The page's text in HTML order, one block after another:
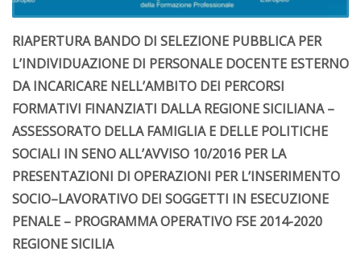
RIAPERTURA BANDO DI SELEZIONE PUBBLICA PER
L’INDIVIDUAZIONE DI PERSONALE DOCENTE ESTERNO
DA INCARICARE NELL’AMBITO DEI PERCORSI
FORMATIVI FINANZIATI DALLA REGIONE SICILIANA –
ASSESSORATO DELLA FAMIGLIA E DELLE POLITICHE
SOCIALI IN SENO ALL’AVVISO 10/2016 PER LA
PRESENTAZIONI DI OPERAZIONI PER L’INSERIMENTO
SOCIO–LAVORATIVO DEI SOGGETTI IN ESECUZIONE
PENALE – PROGRAMMA OPERATIVO FSE 2014-2020
REGIONE SICILIA